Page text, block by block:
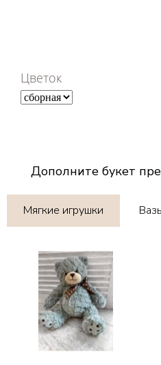
Цветок
Дополните букет
Мягкие игрушки